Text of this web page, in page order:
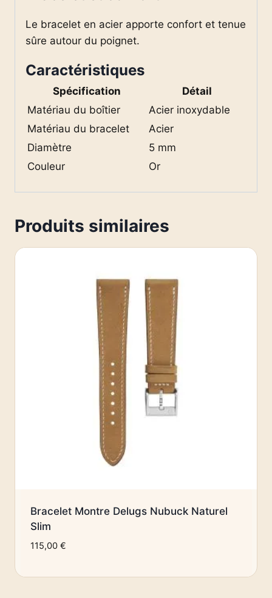
Le bracelet en acier apporte confort et tenue
sûre autour du poignet.
Caractéristiques
Spécification
Détail
Matériau du boîtier
Acier inoxydable
Matériau du bracelet
Acier
Diamètre
5 mm
Couleur
Or
Produits similaires
Bracelet Montre Delugs Nubuck Naturel
Slim
115,00 €